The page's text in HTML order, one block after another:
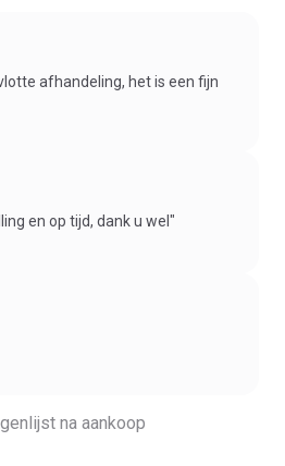
afhandeling, het is een fijn
en op tijd, dank u wel"
na aankoop